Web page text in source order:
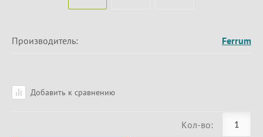
Производитель: Ferrum
Добавить к сравнению
Кол-во: